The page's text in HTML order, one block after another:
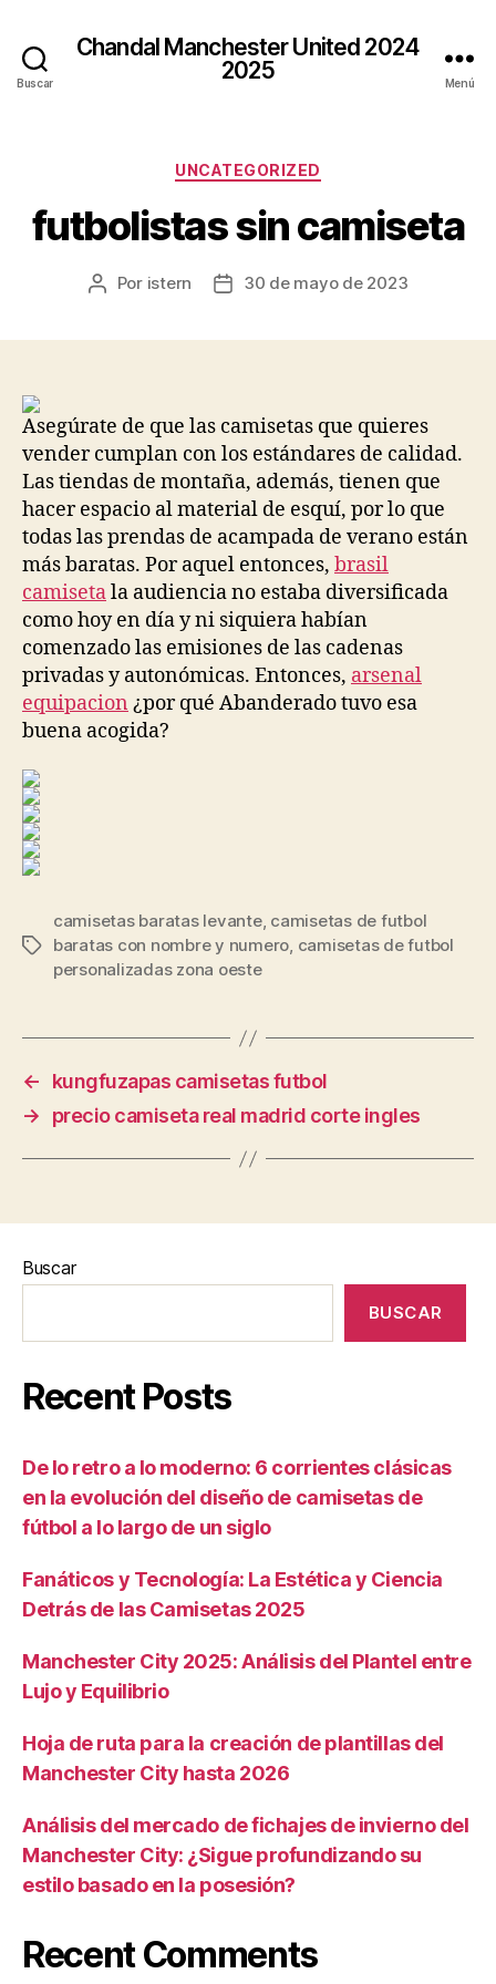
Buscar
Chandal Manchester United 2024
2025
Menú
Categorías
UNCATEGORIZED
futbolistas sin camiseta
Autor
Por istern
Fecha30 de mayo de 2023
Asegúrate de que las camisetas que quieres
vender cumplan con los estándares de calidad.
Las tiendas de montaña, además, tienen que
hacer espacio al material de esquí, por lo que
todas las prendas de acampada de verano están
más baratas. Por aquel entonces, brasil
camisetala audiencia no estaba diversificada
como hoy en día y ni siquiera habían
comenzado las emisiones de las cadenas
privadas y autonómicas. Entonces, arsenal
equipacion ¿por qué Abanderado tuvo esa
buena acogida?
Etiquetas
camisetas baratas levante, camisetas de futbol
baratas con nombre y numero, camisetas de futbol
personalizadas zona oeste
←
kungfuzapas camisetas futbol
→
precio camiseta real madrid corte ingles
Buscar
BUSCAR
Recent Posts
De lo retro a lo moderno: 6 corrientes clásicas
en la evolución del diseño de camisetas de
fútbol a lo largo de un siglo
Fanáticos y Tecnología: La Estética y Ciencia
Detrás de las Camisetas 2025
Manchester City 2025: Análisis del Plantel entre
Lujo y Equilibrio
Hoja de ruta para la creación de plantillas del
Manchester City hasta 2026
Análisis del mercado de fichajes de invierno del
Manchester City: ¿Sigue profundizando su
estilo basado en la posesión?
Recent Comments